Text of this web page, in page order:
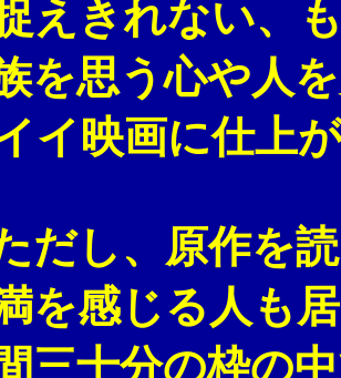
えきれない、
思う心や人を
イ映画に仕上
、原作を読
を感じる人も
三十分の枠の